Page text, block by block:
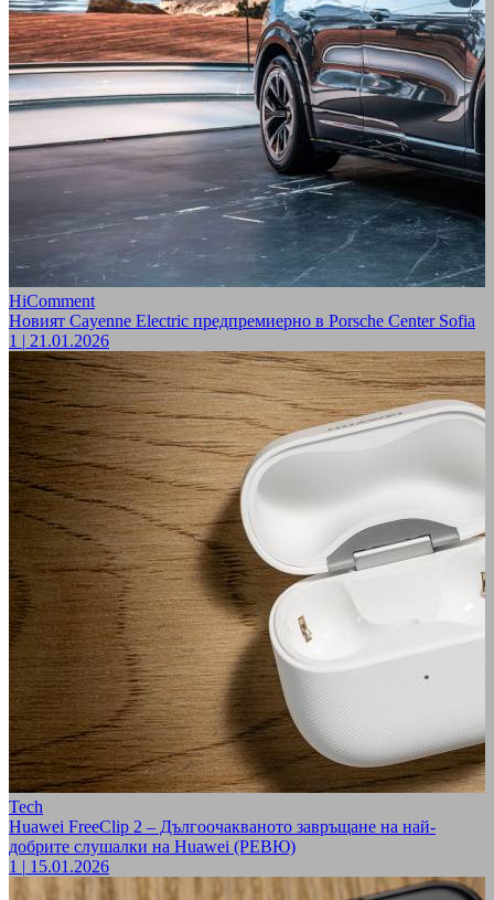
HiComment
Новият Cayenne Electric предпремиерно в Porsche Center Sofia
1 | 21.01.2026
Tech
Huawei FreeClip 2 – Дългоочакваното завръщане на най-
добрите слушалки на Huawei (РЕВЮ)
1 | 15.01.2026